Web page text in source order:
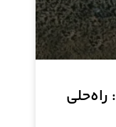
ضد کف سیلیکونی ۵۰۸: راه‌حلی